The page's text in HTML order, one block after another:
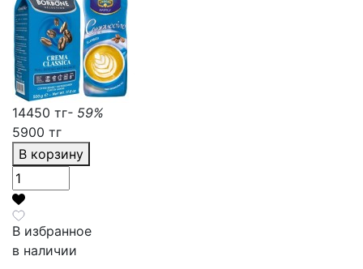
14450 тг- 59%
5900 тг
В корзину
В избранное
в наличии